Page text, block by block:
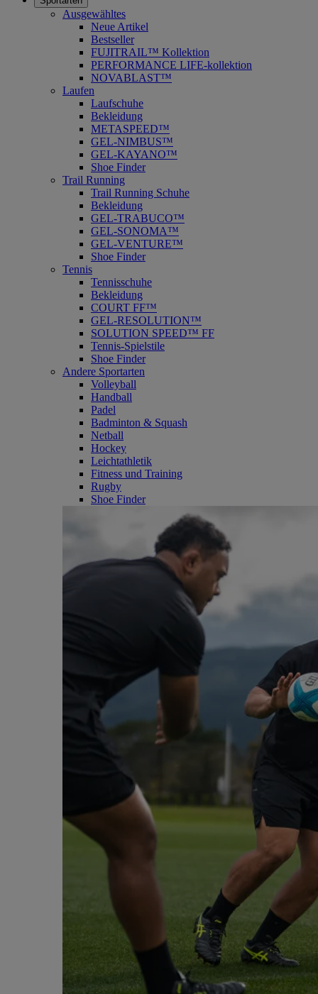
Ausgewähltes
Neue Artikel
Bestseller
FUJITRAIL™ Kollektion
PERFORMANCE LIFE-kollektion
NOVABLAST™
Laufen
Laufschuhe
Bekleidung
METASPEED™
GEL-NIMBUS™
GEL-KAYANO™
Shoe Finder
Trail Running
Trail Running Schuhe
Bekleidung
GEL-TRABUCO™
GEL-SONOMA™
GEL-VENTURE™
Shoe Finder
Tennis
Tennisschuhe
Bekleidung
COURT FF™
GEL-RESOLUTION™
SOLUTION SPEED™ FF
Tennis-Spielstile
Shoe Finder
Andere Sportarten
Volleyball
Handball
Padel
Badminton & Squash
Netball
Hockey
Leichtathletik
Fitness und Training
Rugby
Shoe Finder